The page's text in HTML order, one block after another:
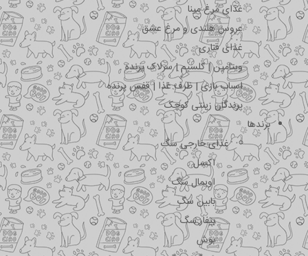
غذای مرغ مینا
عروس هلندی و مرغ عشق
غذای قناری
ویتامین | کلسیم | سرلاک پرنده
اسباب بازی | ظرف غذا | قفس پرنده
پرندگان زینتی کوچک
برندها
غذای خارجی سگ
اکسل
اویمال سگ
بابین سگ
بیفار سگ
بوش